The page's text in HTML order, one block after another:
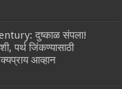
दुष्काळ संपला!
पर्थ जिंकण्यासाठी
आव्हान